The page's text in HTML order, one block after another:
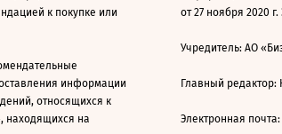
к покупке или
информации
относящихся к
находящихся на
от 27 ноября 2020
Учредитель: АО
Главный
Электронная почта: